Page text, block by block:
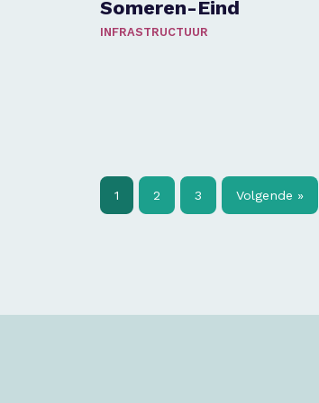
Someren-Eind
INFRASTRUCTUUR
1 2 3 Volgende »